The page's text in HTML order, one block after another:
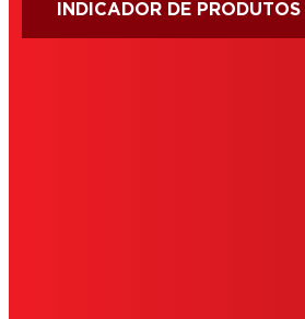
INDICADOR DE PRODUTOS